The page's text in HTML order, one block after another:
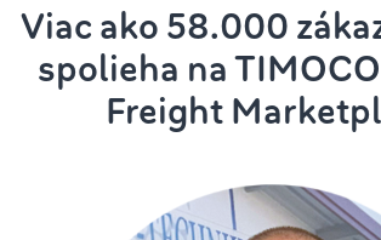
Viac ako 58.000
spolieha na
Freight